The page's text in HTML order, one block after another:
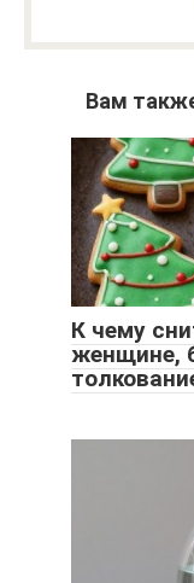
Вам
К чему
женщине,